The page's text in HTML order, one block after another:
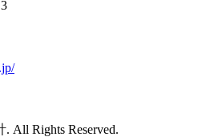
All Rights Reserved.